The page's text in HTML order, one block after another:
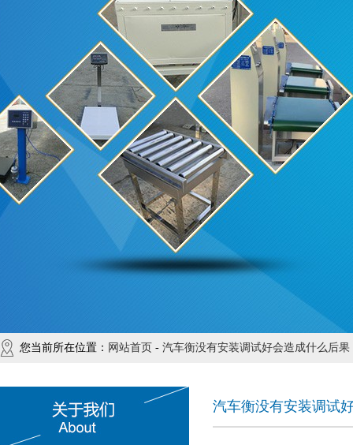
您当前所在位置： 网站首页 - 汽车衡没有安装调试好会造成什么后果
汽车衡没有安装调试